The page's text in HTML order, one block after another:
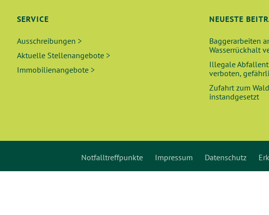
SERVICE
Ausschreibungen >
Aktuelle Stellenangebote >
Immobilienangebote >
NEUESTE
Baggerarbeiten
Wasserrückhalt
Illegale
verboten,
Zufahrt zum
instandgesetzt
Notfalltreffpunkte Impressum Datenschutz